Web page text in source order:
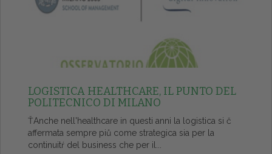
LOGISTICA HEALTHCARE, IL PUNTO DEL
POLITECNICO DI MILANO
ŤAnche nell'healthcare in questi anni la logistica si č
affermata sempre piů come strategica sia per la
continuitŕ del business che per il...